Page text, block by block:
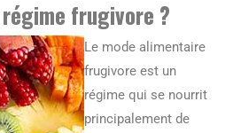
régime frugivore ?
Le mode alimentaire
frugivore est un
régime qui se nourrit
principalement de